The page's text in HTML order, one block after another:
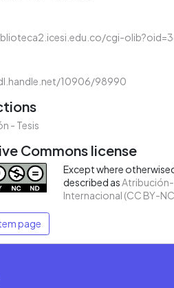
cgi-
10906/98990
- Tesis
Commons license
Except where
described as
Internacional (CC BY-
page